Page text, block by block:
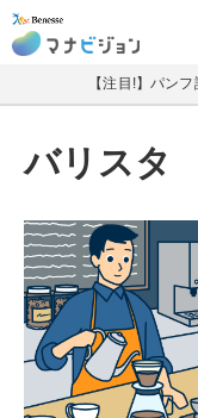
マナビ
【注目!】パン
バリスタ